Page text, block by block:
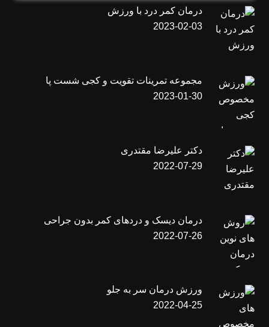
درمان کمر درد با ورزش
2023-02-03
مجموعه تمرینات تقویت و کجی شست پا
2023-01-30
دکتر علیرضا مقتدری
2022-07-29
درمان دیسک و دردهای کمر بدون جراحی
2022-07-26
ورزش درمان سر به جلو
2022-04-25